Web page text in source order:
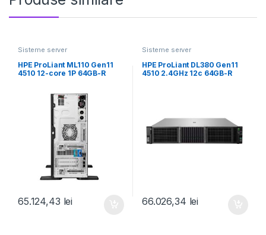
Sisteme server
HPE ProLiant ML110 Gen11
4510 12-core 1P 64GB-R
65.124,43 lei
Sisteme server
HPE ProLiant DL380 Gen11
4510 2.4GHz 12c 64GB-R
66.026,34 lei